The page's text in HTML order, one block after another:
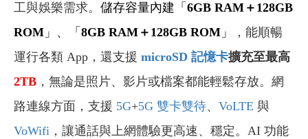
工與娛樂需求。 儲存容量內建「 6GB RAM＋128GB
ROM 」、「 8GB RAM＋128GB ROM 」
，能順暢
運行各類 App，還支援 microSD 記憶卡擴充至最高
2TB ，無論是照片、影片或檔案都能輕鬆存放。網
路連線方面，支援 5G+5G 雙卡雙待、 VoLTE 與
VoWifi ，讓通話與上網體驗更高速、穩定。AI 功能